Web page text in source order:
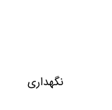
نگهداری